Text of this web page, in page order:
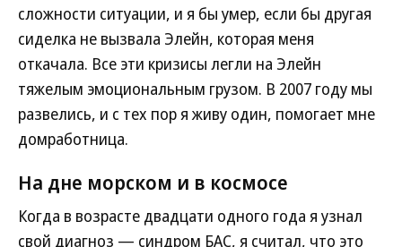
сложности ситуации, и я бы умер, если бы другая
сиделка не вызвала Элейн, которая меня
откачала. Все эти кризисы легли на Элейн
тяжелым эмоциональным грузом. В 2007 году мы
развелись, и с тех пор я живу один, помогает мне
домработница.
На дне морском и в космосе
Когда в возрасте двадцати одного года я узнал
свой диагноз — синдром БАС, я считал, что это